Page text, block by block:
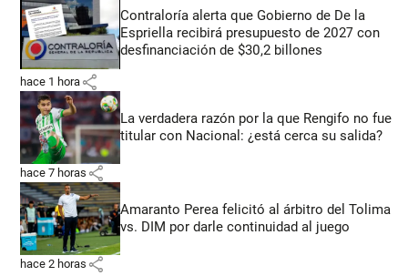
Contraloría alerta que Gobierno de De la
Espriella recibirá presupuesto de 2027 con
desfinanciación de $30,2 billones
hace 1 hora share
La verdadera razón por la que Rengifo no fue
titular con Nacional: ¿está cerca su salida?
hace 7 horas share
Amaranto Perea felicitó al árbitro del Tolima
vs. DIM por darle continuidad al juego
hace 2 horas share